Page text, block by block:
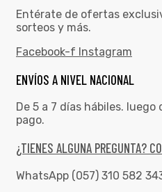
Entérate de ofertas
sorteos y más.
Facebook-f Instagram
ENVÍOS A NIVEL NACIONAL
De 5 a 7 días hábiles.
pago.
¿TIENES ALGUNA PREGUNTA?
WhatsApp (057) 310 582